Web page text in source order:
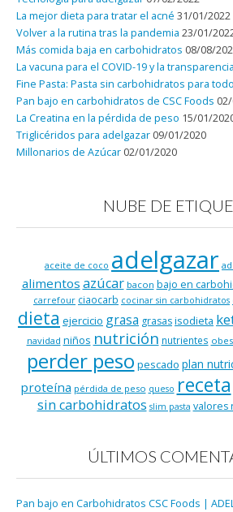
La mejor dieta para tratar el acné 31/01/2022
Volver a la rutina tras la pandemia 23/01/
Más comida baja en carbohidratos 08/08/
La vacuna para el COVID-19 y la transparencia
Fine Pasta: Pasta sin carbohidratos para
Pan bajo en carbohidratos de CSC Foods
La Creatina en la pérdida de peso 15/01/
Triglicéridos para adelgazar 09/01/2020
Millonarios de Azúcar 02/01/2020
NUBE DE
aceite de coco adelgazar
alimentos azúcar bacon bajo en
carrefour ciaocarb cocinar sin carbohidratos
dieta ejercicio grasa grasasisodieta
navidad niños nutrición nutrientes
perder peso pescado plan
proteína pérdida de peso queso receta
sin carbohidratos slim pasta valores
ÚLTIMOS
Pan bajo en Carbohidratos CSC Foods |